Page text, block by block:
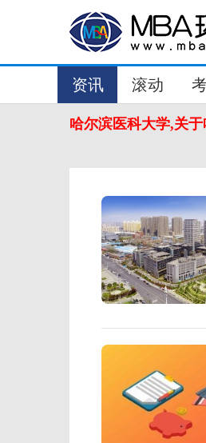
资讯 滚动
哈尔滨医科大学,关